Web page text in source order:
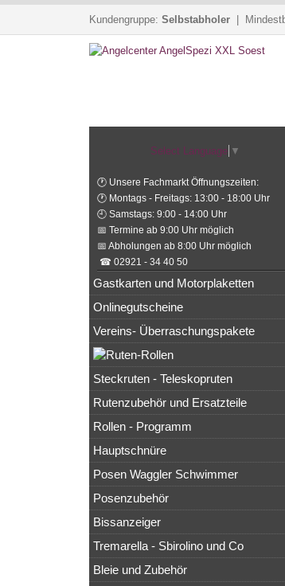
Kundengruppe: Selbstabholer |
Select Language ▼
🕐 Unsere Fachmarkt Öffnungszeiten:
🕐 Montags - Freitags: 13:00 - 18:00 Uhr
🕘 Samstags: 9:00 - 14:00 Uhr
📅 Termine ab 9:00 Uhr möglich
📅 Abholungen ab 8:00 Uhr möglich
☎ 02921 - 34 40 50
Gastkarten und Motorplaketten
Onlinegutscheine
Vereins- Überraschungspakete
Steckruten - Teleskopruten
Rutenzubehör und Ersatzteile
Rollen - Programm
Hauptschnüre
Posen Waggler Schwimmer
Posenzubehör
Bissanzeiger
Tremarella - Sbirolino und Co
Bleie und Zubehör